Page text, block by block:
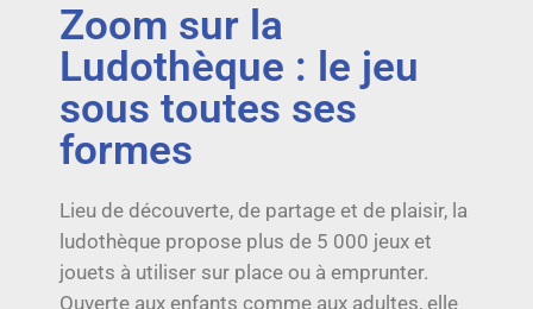
Zoom sur la
Ludothèque : le jeu
sous toutes ses
formes
Lieu de découverte, de partage et de plaisir, la
ludothèque propose plus de 5 000 jeux et
jouets à utiliser sur place ou à emprunter.
Ouverte aux enfants comme aux adultes, elle